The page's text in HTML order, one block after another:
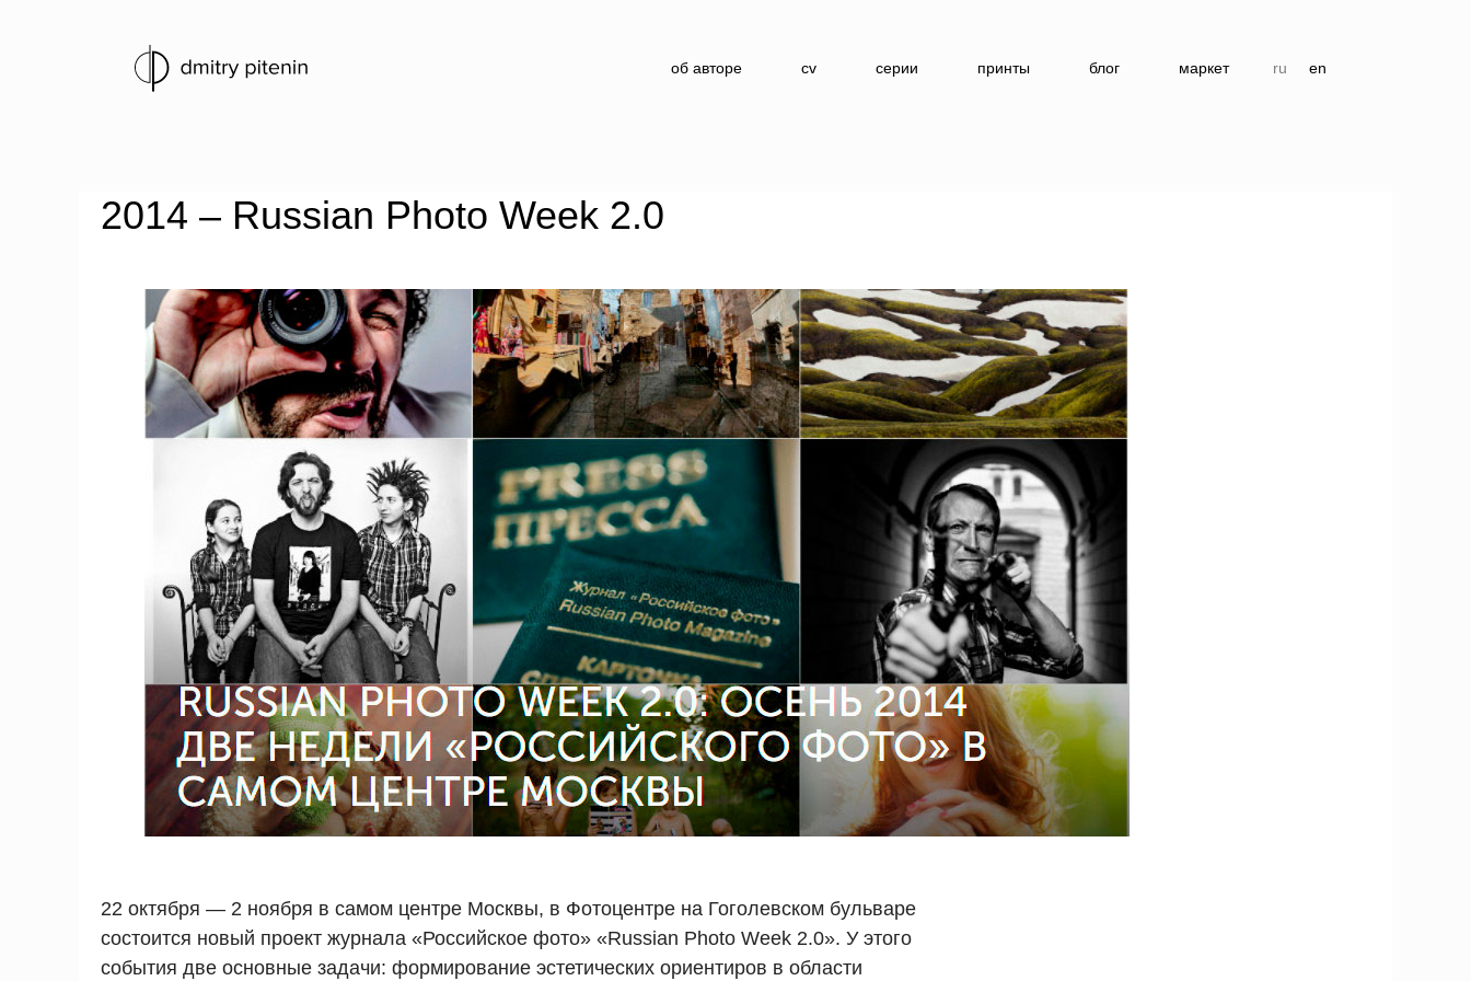
об авторе cv серии принты блог маркет ru en
2014 – Russian Photo Week 2.0
22 октября — 2 ноября в самом центре Москвы, в Фотоцентре на Гоголевском бульваре
состоится новый проект журнала «Российское фото» «Russian Photo Week 2.0». У этого
события две основные задачи: формирование эстетических ориентиров в области